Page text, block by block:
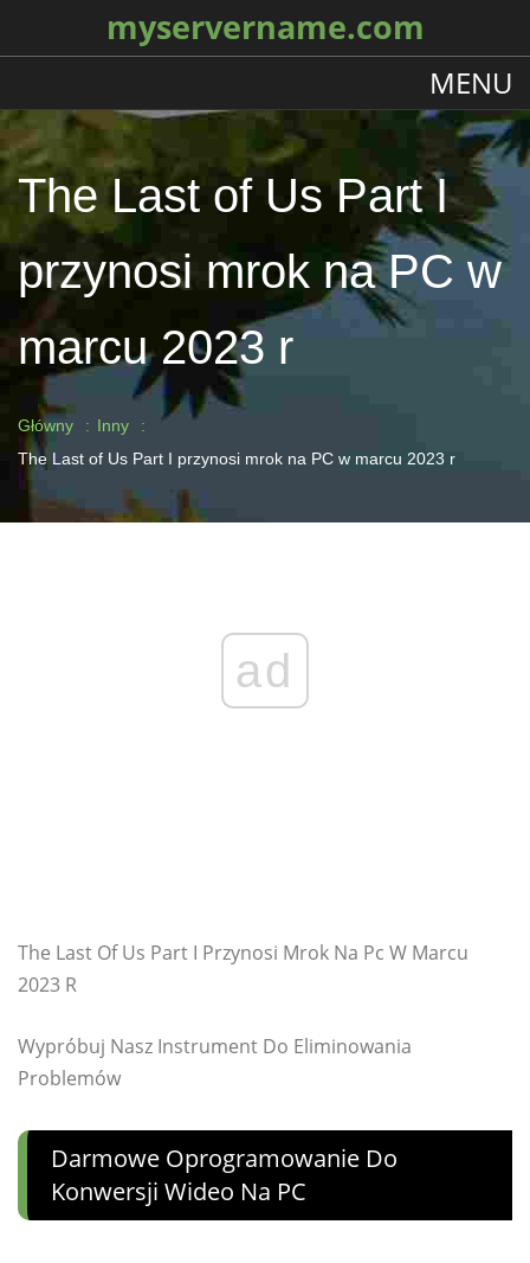
myservername.com
MENU
The Last of Us Part I
przynosi mrok na PC w
marcu 2023 r
Główny
Inny
The Last of Us Part I przynosi mrok na PC w marcu 2023 r
ad
The Last Of Us Part I Przynosi Mrok Na Pc W Marcu
2023 R
Wypróbuj Nasz Instrument Do Eliminowania
Problemów
Darmowe Oprogramowanie Do
Konwersji Wideo Na PC